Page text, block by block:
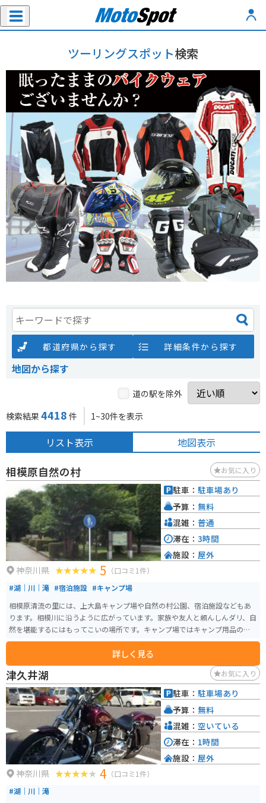
ツーリングスポット検索
都道府県から探す 詳細条件から探す
地図から探す
道の駅を除外
検索結果 4418 件 1~30件を表示
リスト表示 地図表示
相模原自然の村 お気に入り
神奈川県 5 （口コミ1件）
#湖｜川｜滝 #宿泊施設 #キャンプ場
相模原清流の里には、上大島キャンプ場や自然の村公園、宿泊施設などもあ
ります。相模川に沿うように広がっています。家族や友人と頼んしんダリ、自
然を堪能するにはもってこいの場所です。キャンプ場ではキャンプ用品の貸
し出しをしていますので、手ぶらでも楽しむ事ができます。ちょっとした雨
なら濡れる事なくキャンプできるのでオススメです。
詳しく見る
駐車： 駐車場あり
予算： 無料
混雑： 普通
滞在： 3時間
施設： 屋外
津久井湖 お気に入り
神奈川県 4 （口コミ1件）
#湖｜川｜滝
駐車： 駐車場あり
予算： 無料
混雑： 空いている
滞在： 1時間
施設： 屋外